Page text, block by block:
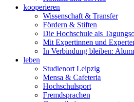
kooperieren
Wissenschaft & Transfer
Fördern & Stiften
Die Hochschule als
Mit Expertinnen und
In Verbindung bleiben:
leben
Studienort Leipzig
Mensa & Cafeteria
Hochschulsport
Fremdsprachen